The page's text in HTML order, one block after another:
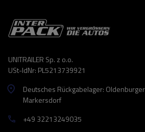
UNITRAILER Sp. z o.o.
USt-IdNr: PL5213739921
Deutsches Rückgabelager:
Markersdorf
+49 32213249035